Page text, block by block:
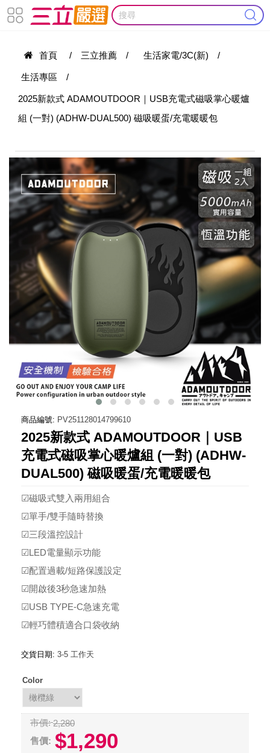
首頁 / 三立推薦 / 生活家電/3C(新) /
生活專區 /
2025新款式 ADAMOUTDOOR｜USB充電式磁吸掌心暖爐
組 (一對) (ADHW-DUAL500) 磁吸暖蛋/充電暖暖包
商品編號: PV251128014799610
2025新款式 ADAMOUTDOOR｜USB
充電式磁吸掌心暖爐組 (一對) (ADHW-
DUAL500) 磁吸暖蛋/充電暖暖包
☑磁吸式雙入兩用組合
☑單手/雙手隨時替換
☑三段溫控設計
☑LED電量顯示功能
☑配置過載/短路保護設定
☑開啟後3秒急速加熱
☑USB TYPE-C急速充電
☑輕巧體積適合口袋收納
交貨日期: 3-5 工作天
Color
市價: 2,280
售價: $1,290